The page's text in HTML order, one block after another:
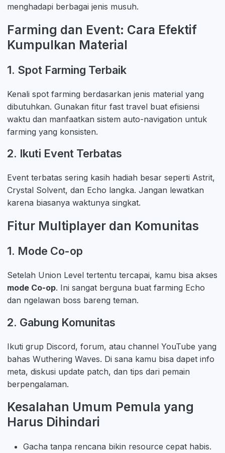
menghadapi berbagai jenis musuh.
Farming dan Event: Cara Efektif
Kumpulkan Material
1. Spot Farming Terbaik
Kenali spot farming berdasarkan jenis material yang
dibutuhkan. Gunakan fitur fast travel buat efisiensi
waktu dan manfaatkan sistem auto-navigation untuk
farming yang konsisten.
2. Ikuti Event Terbatas
Event terbatas sering kasih hadiah besar seperti Astrit,
Crystal Solvent, dan Echo langka. Jangan lewatkan
karena biasanya waktunya singkat.
Fitur Multiplayer dan Komunitas
1. Mode Co-op
Setelah Union Level tertentu tercapai, kamu bisa akses
mode Co-op. Ini sangat berguna buat farming Echo
dan ngelawan boss bareng teman.
2. Gabung Komunitas
Ikuti grup Discord, forum, atau channel YouTube yang
bahas Wuthering Waves. Di sana kamu bisa dapet info
meta, diskusi update patch, dan tips dari pemain
berpengalaman.
Kesalahan Umum Pemula yang
Harus Dihindari
Gacha tanpa rencana bikin resource cepat habis.